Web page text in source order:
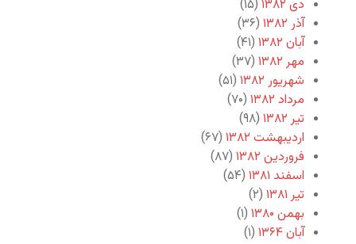
دی ۱۳۸۲
(۱۵)
آذر ۱۳۸۲
(۳۶)
آبان ۱۳۸۲
(۴۱)
مهر ۱۳۸۲
(۳۷)
شهریور ۱۳۸۲
(۵۱)
مرداد ۱۳۸۲
(۷۰)
تیر ۱۳۸۲
(۹۸)
اردیبهشت ۱۳۸۲
(۶۷)
فروردین ۱۳۸۲
(۸۷)
اسفند ۱۳۸۱
(۵۴)
تیر ۱۳۸۱
(۲)
بهمن ۱۳۸۰
(۱)
آبان ۱۳۶۴
(۱)